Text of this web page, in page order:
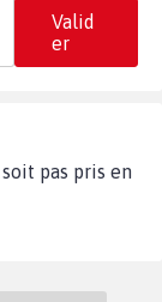
Valid
er
pas pris en